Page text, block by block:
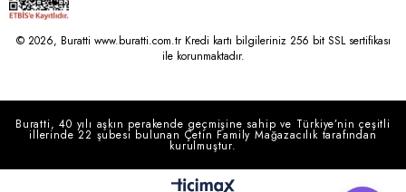
© 2026, Buratti www.buratti.com.tr Kredi kartı bilgileriniz 256 bit SSL sertifikası
ile korunmaktadır.
Buratti, 40 yılı aşkın perakende geçmişine sahip ve Türkiye’nin çeşitli
illerinde 22 şubesi bulunan Çetin Family Mağazacılık tarafından
kurulmuştur.